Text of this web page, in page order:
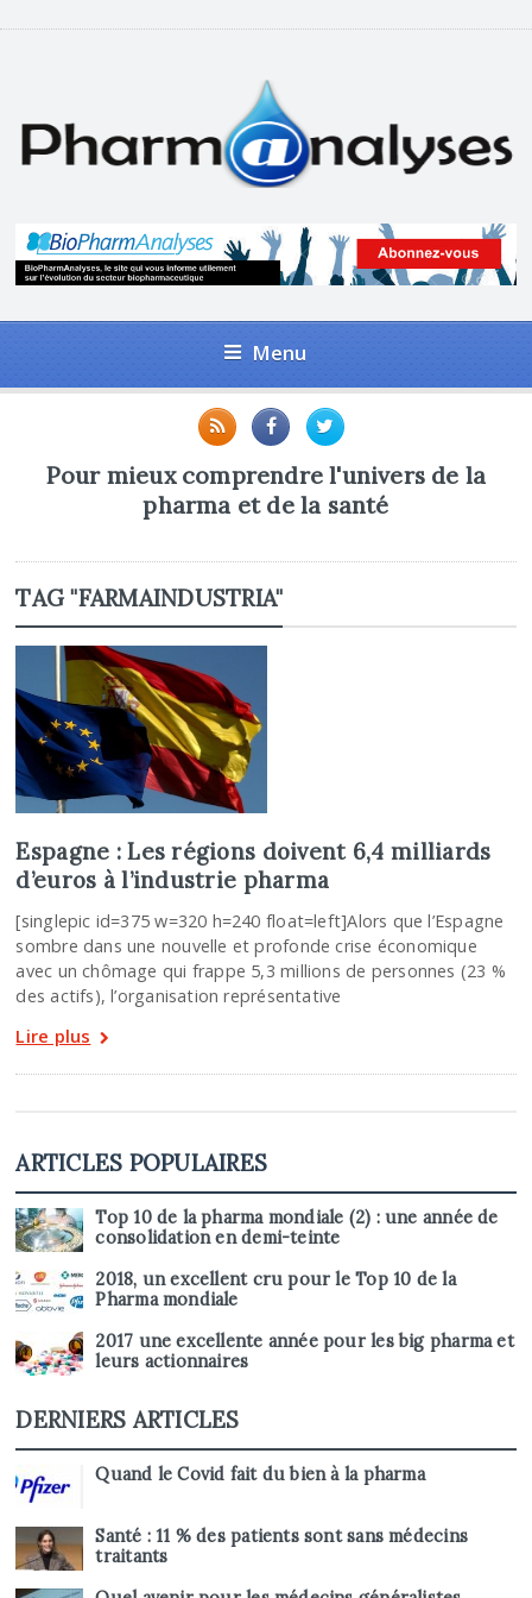
Menu
Pour mieux comprendre l'univers de la
pharma et de la santé
TAG "FARMAINDUSTRIA"
Espagne : Les régions doivent 6,4 milliards
d’euros à l’industrie pharma
[singlepic id=375 w=320 h=240 float=left]Alors que l’Espagne
sombre dans une nouvelle et profonde crise économique
avec un chômage qui frappe 5,3 millions de personnes (23 %
des actifs), l’organisation représentative
Lire plus
ARTICLES POPULAIRES
Top 10 de la pharma mondiale (2) : une année de
consolidation en demi-teinte
2018, un excellent cru pour le Top 10 de la
Pharma mondiale
2017 une excellente année pour les big pharma et
leurs actionnaires
DERNIERS ARTICLES
Quand le Covid fait du bien à la pharma
Santé : 11 % des patients sont sans médecins
traitants